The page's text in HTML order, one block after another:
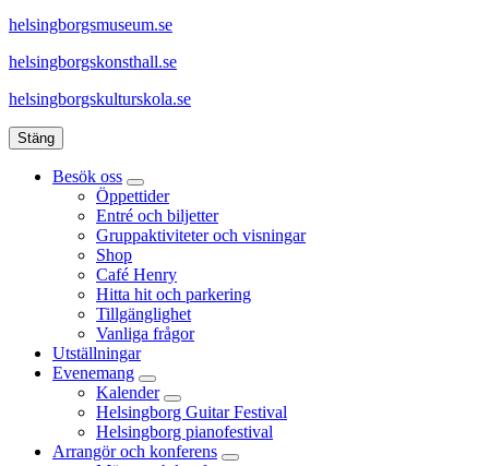
helsingborgsmuseum.se
helsingborgskonsthall.se
helsingborgskulturskola.se
Stäng
Besök oss
Öppettider
Entré och biljetter
Gruppaktiviteter och visningar
Shop
Café Henry
Hitta hit och parkering
Tillgänglighet
Vanliga frågor
Utställningar
Evenemang
Kalender
Helsingborg Guitar Festival
Helsingborg pianofestival
Arrangör och konferens